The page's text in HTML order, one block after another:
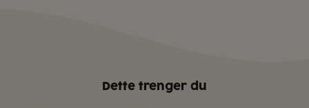
Dette trenger du